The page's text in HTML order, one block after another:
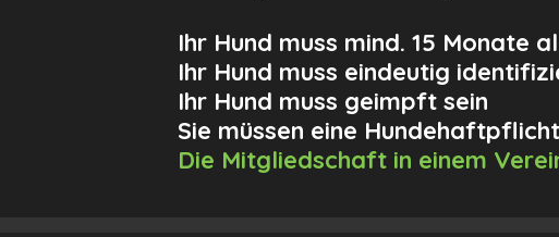
Ihr Hund muss mind. 15 Monate
Ihr Hund muss eindeutig
Ihr Hund muss geimpft sein
Sie müssen eine
Die Mitgliedschaft in einem